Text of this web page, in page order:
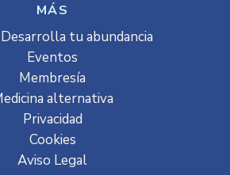
MÁS
tu abundancia
Eventos
Membresía
alternativa
Privacidad
Cookies
Aviso Legal